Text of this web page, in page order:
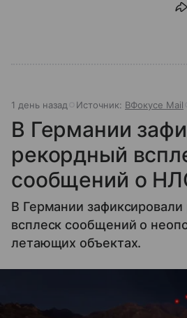
1 день назад Источник: ВФокусе Mail
В Германии
рекордный
сообщений о
В Германии
всплеск сообщений о
летающих объектах.